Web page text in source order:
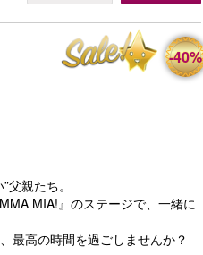
-40%
親たち。
MIA!』のステージで、一緒に
最高の時間を過ごしませんか？